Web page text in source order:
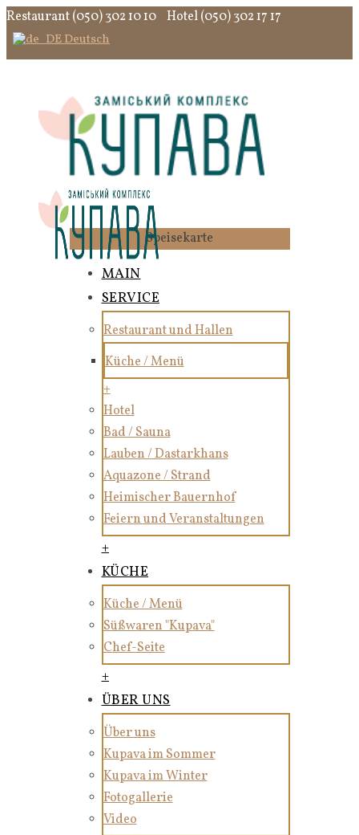
Restaurant (050) 302 10 10 Hotel (050) 302 17 17
Deutsch
Speisekarte
MAIN
SERVICE
Restaurant und Hallen
Küche / Menü
+
Hotel
Bad / Sauna
Lauben / Dastarkhans
Aquazone / Strand
Heimischer Bauernhof
Feiern und Veranstaltungen
+
KÜCHE
Küche / Menü
Süßwaren "Kupava"
Chef-Seite
+
ÜBER UNS
Über uns
Kupava im Sommer
Kupava im Winter
Fotogallerie
Video